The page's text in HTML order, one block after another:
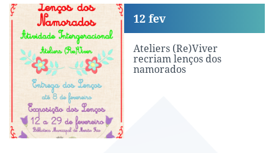
Ateliers (Re)Viver recriam lenços dos
Ateliers (Re)Viver
recriam lenços dos
namorados
12 fev